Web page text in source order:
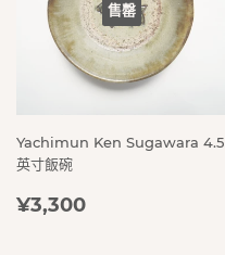
售罄
Yachimun Ken Sugawara 4.5
英寸飯碗
定
¥3,300